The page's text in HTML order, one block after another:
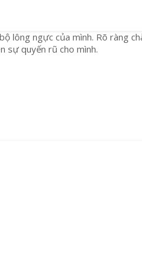
lông ngực của mình. Rõ ràng
sự quyến rũ cho mình.